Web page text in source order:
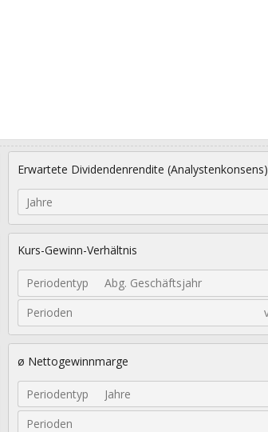
Erwartete Dividendenrendite (Analystenkonsens)
Jahre
Kurs-Gewinn-Verhältnis
Periodentyp
Abg. Geschäftsjahr
Perioden
ø Nettogewinnmarge
Periodentyp
Jahre
Perioden